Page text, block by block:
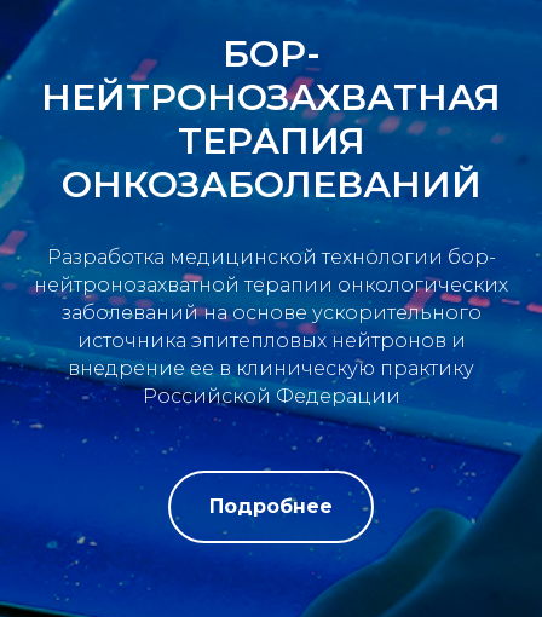
БОР-
НЕЙТРОНОЗАХВАТНАЯ
ТЕРАПИЯ
ОНКОЗАБОЛЕВАНИЙ
Разработка медицинской технологии бор-
нейтронозахватной терапии онкологических
заболеваний на основе ускорительного
источника эпитепловых нейтронов и
внедрение ее в клиническую практику
Российской Федерации
Подробнее